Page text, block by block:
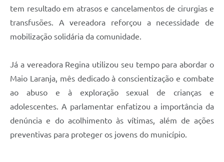
tem resultado em atrasos e cancelamentos de cirurgias e
transfusões. A vereadora reforçou a necessidade de
mobilização solidária da comunidade.
Já a vereadora Regina utilizou seu tempo para abordar o
Maio Laranja, mês dedicado à conscientização e combate
ao abuso e à exploração sexual de crianças e
adolescentes. A parlamentar enfatizou a importância da
denúncia e do acolhimento às vítimas, além de ações
preventivas para proteger os jovens do município.